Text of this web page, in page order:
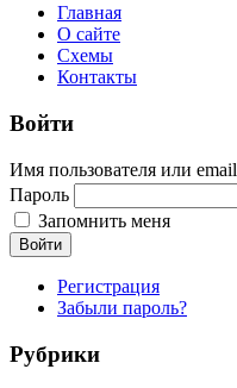
Главная
О сайте
Схемы
Контакты
Войти
Имя пользователя или email
Пароль
Запомнить меня
Войти
Регистрация
Забыли пароль?
Рубрики